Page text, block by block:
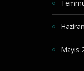
Mayıs